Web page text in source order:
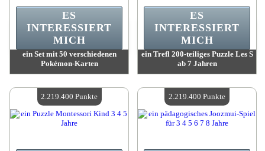
ein Set mit 50 verschiedenen
Pokémon-Karten
Verfügbare Menge:4
ES
INTERESSIERT
MICH
ein Trefl 200-teiliges Puzzle Les S
ab 7 Jahren
Verfügbare Menge:4
ES
INTERESSIERT
MICH
2.219.400 Punkte 2.219.400 Punkte